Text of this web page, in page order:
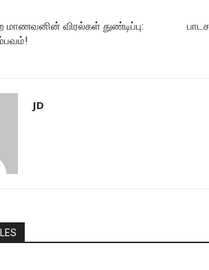
மாணவனின் விரல்கள் துண்டிப்பு:
JD